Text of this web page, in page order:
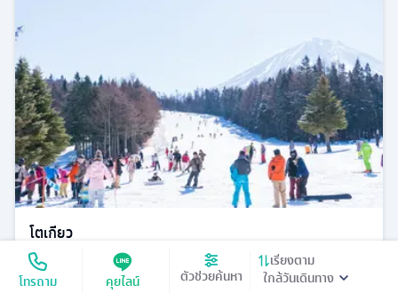
โทรถาม คุยไลน์ ตัวช่วยค้นหา
เรียงตาม
รหัส25162